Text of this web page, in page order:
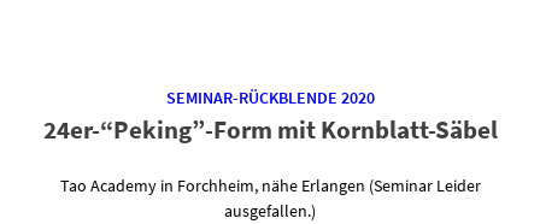
SEMINAR-RÜCKBLENDE 2020
24er-“Peking”-Form mit Kornblatt-Säbel
Tao Academy in Forchheim, nähe Erlangen (Seminar Leider
ausgefallen.)